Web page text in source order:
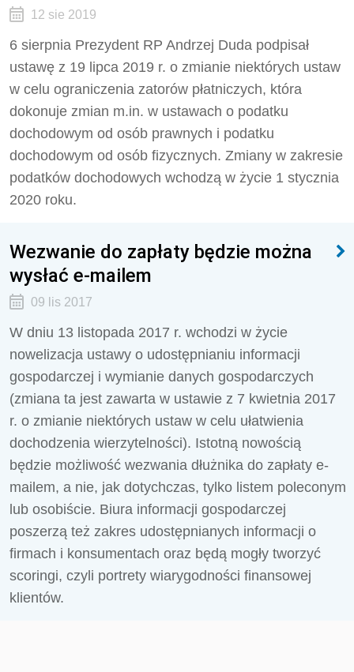
12 sie 2019
6 sierpnia Prezydent RP Andrzej Duda podpisał
ustawę z 19 lipca 2019 r. o zmianie niektórych ustaw
w celu ograniczenia zatorów płatniczych, która
dokonuje zmian m.in. w ustawach o podatku
dochodowym od osób prawnych i podatku
dochodowym od osób fizycznych. Zmiany w zakresie
podatków dochodowych wchodzą w życie 1 stycznia
2020 roku.
Wezwanie do zapłaty będzie można
wysłać e-mailem
09 lis 2017
W dniu 13 listopada 2017 r. wchodzi w życie
nowelizacja ustawy o udostępnianiu informacji
gospodarczej i wymianie danych gospodarczych
(zmiana ta jest zawarta w ustawie z 7 kwietnia 2017
r. o zmianie niektórych ustaw w celu ułatwienia
dochodzenia wierzytelności). Istotną nowością
będzie możliwość wezwania dłużnika do zapłaty e-
mailem, a nie, jak dotychczas, tylko listem poleconym
lub osobiście. Biura informacji gospodarczej
poszerzą też zakres udostępnianych informacji o
firmach i konsumentach oraz będą mogły tworzyć
scoringi, czyli portrety wiarygodności finansowej
klientów.